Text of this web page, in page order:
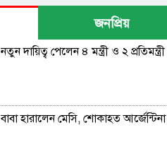
জনপ্রিয়
নতুন দায়িত্ব পেলেন ৪ মন্ত্রী ও ২ প্রতিমন্ত্রী
বাবা হারালেন মেসি, শোকাহত আর্জেন্টিনা